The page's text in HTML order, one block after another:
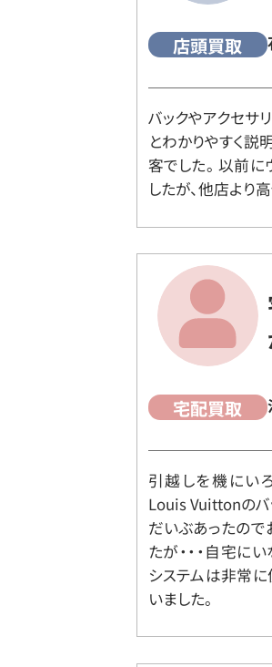
店頭買取
バックやアクセサ
とわかりやすく説
客でした。 以前
したが、他店より
宅配買取
引越しを機にい
Louis Vuittonのバ
だいぶあったので
たが・・・自宅に
システムは非常に
いました。